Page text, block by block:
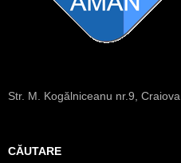
Str. M. Kogălniceanu nr.9, Craiova
CĂUTARE